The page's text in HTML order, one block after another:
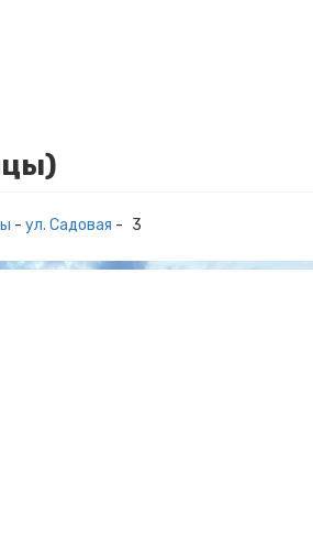
- ул. Садовая - 3